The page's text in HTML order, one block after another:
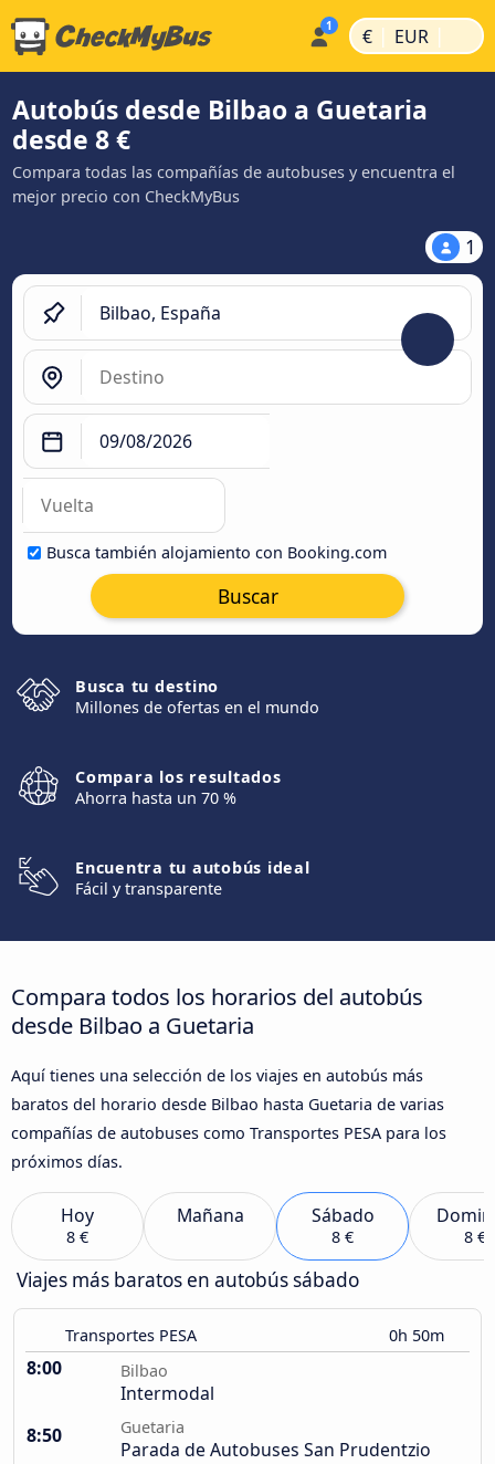
€ | EUR |
Autobús desde Bilbao a Guetaria
desde 8 €
Compara todas las compañías de autobuses y encuentra el
mejor precio con CheckMyBus
1
Busca también alojamiento con Booking.com
Buscar
Busca tu destino
Millones de ofertas en el mundo
Compara los resultados
Ahorra hasta un 70 %
Encuentra tu autobús ideal
Fácil y transparente
Compara todos los horarios del autobús
desde Bilbao a Guetaria
Aquí tienes una selección de los viajes en autobús más
baratos del horario desde Bilbao hasta Guetaria de varias
compañías de autobuses como Transportes PESA para los
próximos días.
Hoy
8 €
Mañana Sábado
8 € 8 €
Viajes más baratos en autobús sábado
Transportes PESA 0h 50m
8:00 Bilbao
Intermodal
8:50
Guetaria
Parada de Autobuses San Prudentzio